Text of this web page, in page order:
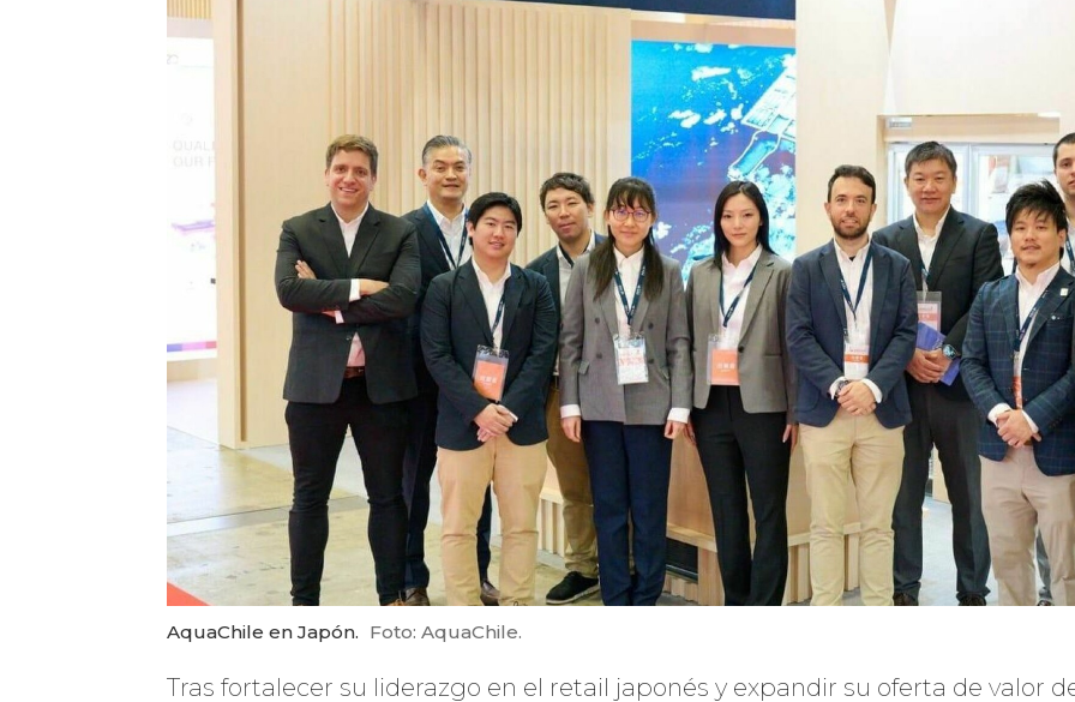
AquaChile en Japón. Foto: AquaChile.
Tras fortalecer su liderazgo en el retail japonés y expandir su oferta de valor